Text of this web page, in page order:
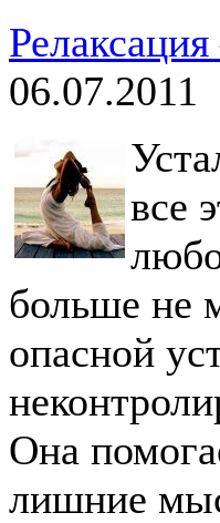
06.07.2011
все
больше не
опасной
Она
лишние